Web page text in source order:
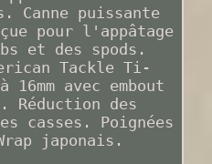
Canne puissante
pour l'appâtage
et des spods.
Tackle Ti-
16mm avec embout
Réduction des
casses. Poignées
japonais.